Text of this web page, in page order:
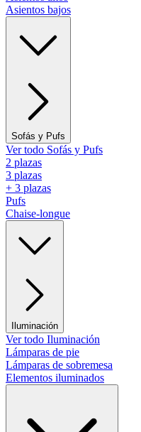
Asientos bajos
Sofás y Pufs
Ver todo Sofás y Pufs
2 plazas
3 plazas
+ 3 plazas
Pufs
Chaise-longue
Iluminación
Ver todo Iluminación
Lámparas de pie
Lámparas de sobremesa
Elementos iluminados